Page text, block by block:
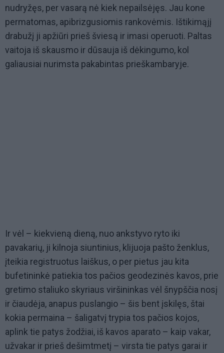
nudryžęs, per vasarą nė kiek nepailsėjęs. Jau kone
permatomas, apibrizgusiomis rankovėmis. Ištikimąjį
drabužį ji apžiūri prieš šviesą ir imasi operuoti. Paltas
vaitoja iš skausmo ir dūsauja iš dėkingumo, kol
galiausiai nurimsta pakabintas prieškambaryje.
Ir vėl – kiekvieną dieną, nuo ankstyvo ryto iki
pavakarių, ji kilnoja siuntinius, klijuoja pašto ženklus,
įteikia registruotus laiškus, o per pietus jau kita
bufetininkė patiekia tos pačios geodezinės kavos, prie
gretimo staliuko skyriaus viršininkas vėl šnypščia nosį
ir čiaudėja, anapus puslangio – šis bent įskilęs, štai
kokia permaina – šaligatvį trypia tos pačios kojos,
aplink tie patys žodžiai, iš kavos aparato – kaip vakar,
užvakar ir prieš dešimtmetį – virsta tie patys garai ir